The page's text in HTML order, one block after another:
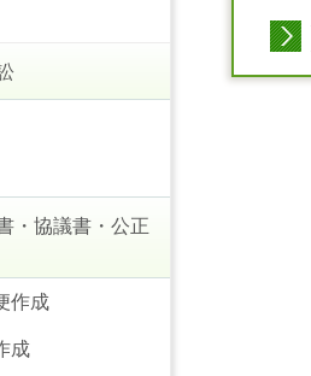
・協議書・公正
作成
成